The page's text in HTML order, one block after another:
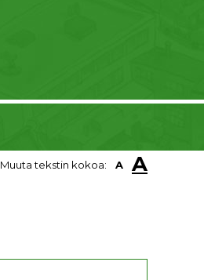
Muuta tekstin kokoa: A A